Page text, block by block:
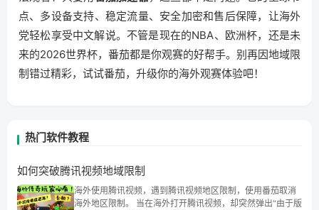
点、多设备支持、稳定流量、安全加密和售后保障，让海外
党轻松享受中文解说。不管是现在的NBA、欧洲杯，还是未
来的2026世界杯，番茄都是你观赛的好帮手。别再因地域限
制错过精彩，试试番茄，升级你的海外观赛体验吧！
热门软件教程
如何突破腾讯视频地域限制
海外使用腾讯视频，遇到腾讯视频地区限制，使用番茄取消
海外地区限制。 当在海外打开腾讯视频，却突然弹出“由于版